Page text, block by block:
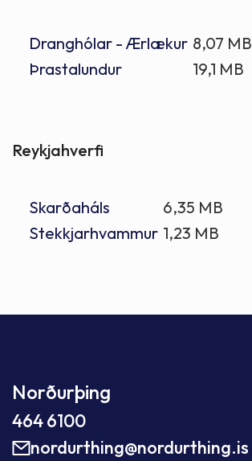
Dranghólar - Ærlækur 8,07 MB
Þrastalundur
19,1 MB
Reykjahverfi
Skarðaháls
6,35 MB
Stekkjarhvammur 1,23 MB
Norðurþing
464 6100
nordurthing@nordurthing.is